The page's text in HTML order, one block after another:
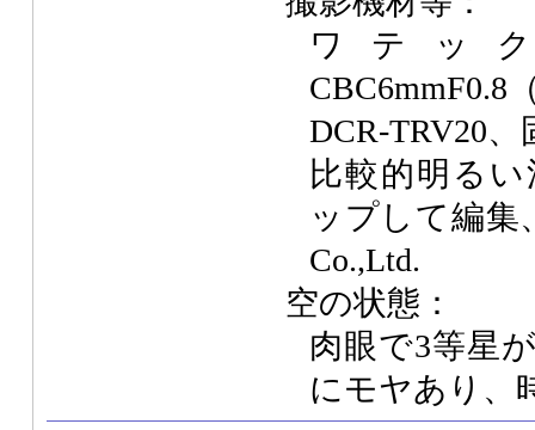
ワテック
CBC6mmF0.8
DCR-TRV20、
比較的明る
ップして編集
Co.,Ltd.
空の状態：
肉眼で3等星
にモヤあり、